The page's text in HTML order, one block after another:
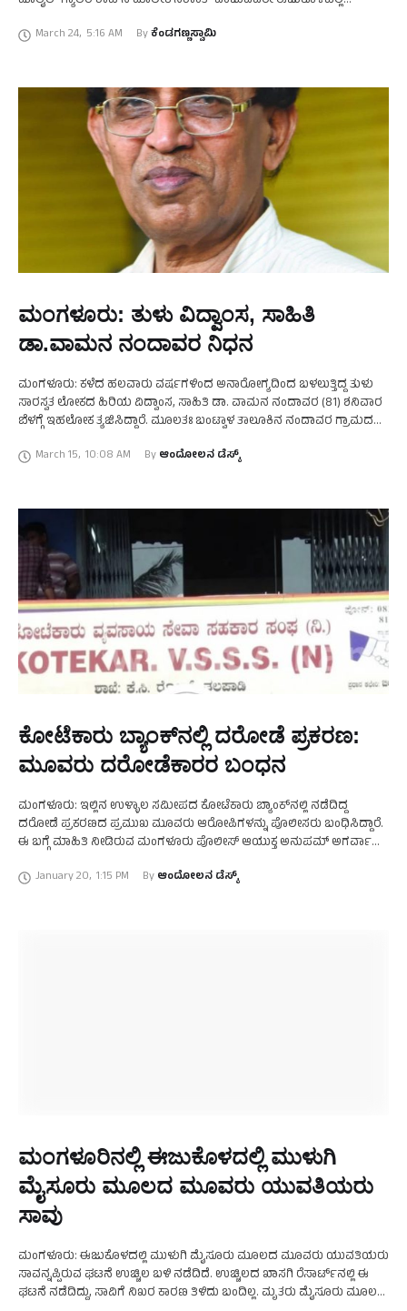
ತೆರಳಿದ್ದ ಸಂದರ್ಭದಲ್ಲಿ …
March 24, 5:16 AM By ಕೆಂಡಗಣ್ಣಸ್ವಾಮಿ
ಮಂಗಳೂರು: ತುಳು ವಿದ್ವಾಂಸ, ಸಾಹಿತಿ
ಡಾ.ವಾಮನ ನಂದಾವರ ನಿಧನ
ಮಂಗಳೂರು: ಕಳೆದ ಹಲವಾರು ವರ್ಷಗಳಿಂದ ಅನಾರೋಗ್ಯದಿಂದ ಬಳಲುತ್ತಿದ್ದ ತುಳು
ಸಾರಸ್ವತ ಲೋಕದ ಹಿರಿಯ ವಿದ್ವಾಂಸ, ಸಾಹಿತಿ ಡಾ. ವಾಮನ ನಂದಾವರ (81) ಶನಿವಾರ
ಬೆಳಗ್ಗೆ ಇಹಲೋಕ ತ್ಯಜಿಸಿದ್ದಾರೆ. ಮೂಲತಃ ಬಂಟ್ವಾಳ ತಾಲೂಕಿನ ನಂದಾವರ ಗ್ರಾಮದ
March 15, 10:08 AM By ಆಂದೋಲನ ಡೆಸ್ಕ್
ಕೋಟೆಕಾರು ಬ್ಯಾಂಕ್‌ನಲ್ಲಿ ದರೋಡೆ ಪ್ರಕರಣ:
ಮೂವರು ದರೋಡೆಕಾರರ ಬಂಧನ
ಮಂಗಳೂರು: ಇಲ್ಲಿನ ಉಳ್ಳಾಲ ಸಮೀಪದ ಕೋಟೆಕಾರು ಬ್ಯಾಂಕ್‌ನಲ್ಲಿ ನಡೆದಿದ್ದ
ದರೋಡೆ ಪ್ರಕರಣದ ಪ್ರಮುಖ ಮೂವರು ಆರೋಪಿಗಳನ್ನು ಪೊಲೀಸರು ಬಂಧಿಸಿದ್ದಾರೆ.
ಈ ಬಗ್ಗೆ ಮಾಹಿತಿ ನೀಡಿರುವ ಮಂಗಳೂರು ಪೊಲೀಸ್‌ ಆಯುಕ್ತ ಅನುಪಮ್‌ ಅಗರ್ವಾಲ್‌
January 20, 1:15 PM By ಆಂದೋಲನ ಡೆಸ್ಕ್
ಮಂಗಳೂರಿನಲ್ಲಿ ಈಜುಕೊಳದಲ್ಲಿ ಮುಳುಗಿ
ಮೈಸೂರು ಮೂಲದ ಮೂವರು ಯುವತಿಯರು
ಸಾವು
ಮಂಗಳೂರು: ಈಜುಕೊಳದಲ್ಲಿ ಮುಳುಗಿ ಮೈಸೂರು ಮೂಲದ ಮೂವರು ಯುವತಿಯರು
ಸಾವನ್ನಪ್ಪಿರುವ ಘಟನೆ ಉಚ್ಚಿಲ ಬಳಿ ನಡೆದಿದೆ. ಉಚ್ಚಿಲದ ಖಾಸಗಿ ರೆಸಾರ್ಟ್‌ನಲ್ಲಿ ಈ
ಘಟನೆ ನಡೆದಿದ್ದು, ಸಾವಿಗೆ ನಿಖರ ಕಾರಣ ತಿಳಿದು ಬಂದಿಲ್ಲ. ಮೃತರು ಮೈಸೂರು ಮೂಲದ